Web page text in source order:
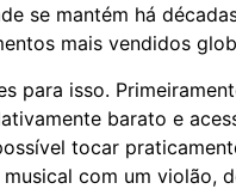
se mantém há
mais vendidos
para isso.
barato e
tocar
com um violão,